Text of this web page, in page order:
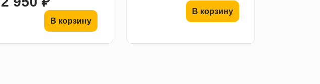
В корзину
В корзину